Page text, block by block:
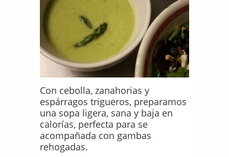
Con cebolla, zanahorias y
espárragos trigueros, preparamos
una sopa ligera, sana y baja en
calorías, perfecta para se
acompañada con gambas
rehogadas.